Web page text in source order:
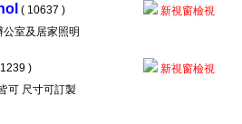
( 10637 )
新視窗檢視
室及居家照明
)
新視窗檢視
可 尺寸可訂製